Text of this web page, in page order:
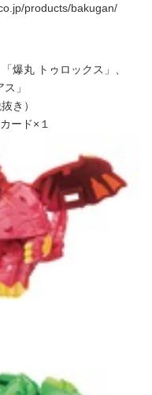
products/bakugan/
丸 トゥロックス」、
」
き）
ード×１